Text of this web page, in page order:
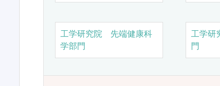
工学研究院 先端健康科
学部門
工学研
門